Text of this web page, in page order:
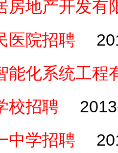
房地产开发有
医院招聘
能化系统工程
校招聘
中学招聘